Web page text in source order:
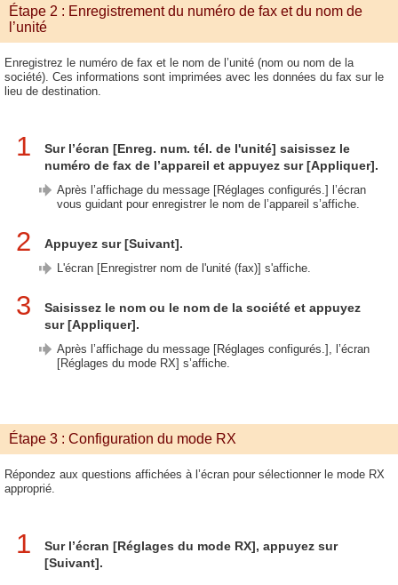
Étape 2 : Enregistrement du numéro de fax et du nom de
l’unité
Enregistrez le numéro de fax et le nom de l’unité (nom ou nom de la
société). Ces informations sont imprimées avec les données du fax sur le
lieu de destination.
1
Sur l’écran [Enreg. num. tél. de l'unité] saisissez le
numéro de fax de l’appareil et appuyez sur [Appliquer].
Après l’affichage du message [Réglages configurés.] l’écran
vous guidant pour enregistrer le nom de l’appareil s’affiche.
2 Appuyez sur [Suivant].
L'écran [Enregistrer nom de l'unité (fax)] s'affiche.
3
Saisissez le nom ou le nom de la société et appuyez
sur [Appliquer].
Après l’affichage du message [Réglages configurés.], l’écran
[Réglages du mode RX] s’affiche.
Étape 3 : Configuration du mode RX
Répondez aux questions affichées à l’écran pour sélectionner le mode RX
approprié.
1
Sur l’écran [Réglages du mode RX], appuyez sur
[Suivant].